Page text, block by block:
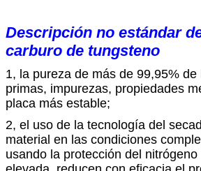
Descripción no estándar
carburo de tungsteno
1, la pureza de más de 99,95% de
primas, impurezas, propiedades
placa más estable;
2, el uso de la tecnología del
material en las condiciones
usando la protección del